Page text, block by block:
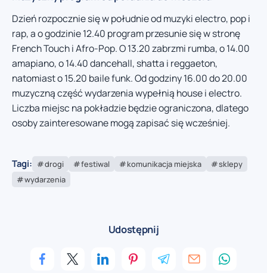
Dzień rozpocznie się w południe od muzyki electro, pop i
rap, a o godzinie 12.40 program przesunie się w stronę
French Touch i Afro-Pop. O 13.20 zabrzmi rumba, o 14.00
amapiano, o 14.40 dancehall, shatta i reggaeton,
natomiast o 15.20 baile funk. Od godziny 16.00 do 20.00
muzyczną część wydarzenia wypełnią house i electro.
Liczba miejsc na pokładzie będzie ograniczona, dlatego
osoby zainteresowane mogą zapisać się wcześniej.
Tagi: drogi festiwal komunikacja miejska
sklepy
wydarzenia
Udostępnij